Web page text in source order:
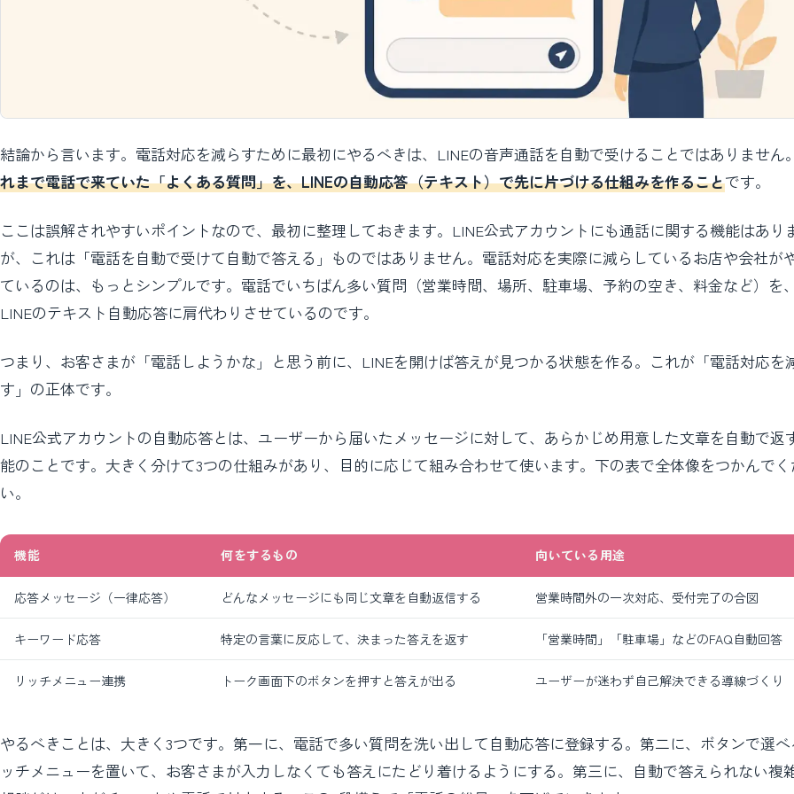
結論から言います。電話対応を減らすために最初にやるべきは、LINEの音声通話を自動で受けることではありません。
れまで電話で来ていた「よくある質問」を、LINEの自動応答（テキスト）で先に片づける仕組みを作ることです。
ここは誤解されやすいポイントなので、最初に整理しておきます。LINE公式アカウントにも通話に関する機能はあり
が、これは「電話を自動で受けて自動で答える」ものではありません。電話対応を実際に減らしているお店や会社が
ているのは、もっとシンプルです。電話でいちばん多い質問（営業時間、場所、駐車場、予約の空き、料金など）を、
LINEのテキスト自動応答に肩代わりさせているのです。
つまり、お客さまが「電話しようかな」と思う前に、LINEを開けば答えが見つかる状態を作る。これが「電話対応を
す」の正体です。
LINE公式アカウントの自動応答とは、ユーザーから届いたメッセージに対して、あらかじめ用意した文章を自動で返
能のことです。大きく分けて3つの仕組みがあり、目的に応じて組み合わせて使います。下の表で全体像をつかんでく
い。
機能 何をするもの 向いている用途
応答メッセージ（一律応答） どんなメッセージにも同じ文章を自動返信する 営業時間外の一次対応、受付完了の合図
キーワード応答 特定の言葉に反応して、決まった答えを返す 「営業時間」「駐車場」などのFAQ自動回答
リッチメニュー連携 トーク画面下のボタンを押すと答えが出る ユーザーが迷わず自己解決できる導線づくり
やるべきことは、大きく3つです。第一に、電話で多い質問を洗い出して自動応答に登録する。第二に、ボタンで選べ
ッチメニューを置いて、お客さまが入力しなくても答えにたどり着けるようにする。第三に、自動で答えられない複